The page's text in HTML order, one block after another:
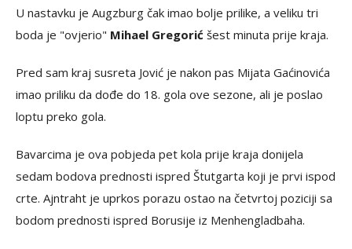
U nastavku je Augzburg čak imao bolje prilike, a veliku tri
boda je "ovjerio" Mihael Gregorić šest minuta prije kraja.
Pred sam kraj susreta Jović je nakon pas Mijata Gaćinovića
imao priliku da dođe do 18. gola ove sezone, ali je poslao
loptu preko gola.
Bavarcima je ova pobjeda pet kola prije kraja donijela
sedam bodova prednosti ispred Štutgarta koji je prvi ispod
crte. Ajntraht je uprkos porazu ostao na četvrtoj poziciji sa
bodom prednosti ispred Borusije iz Menhengladbaha.